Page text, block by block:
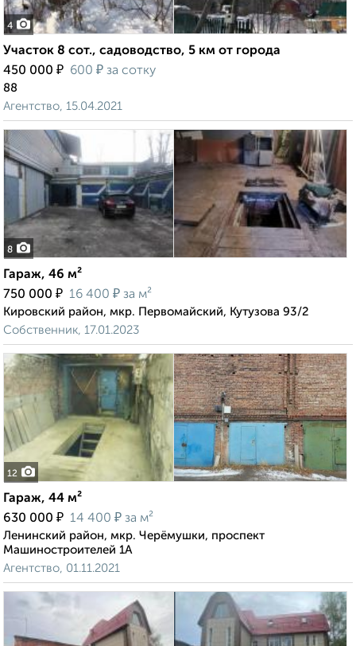
4
Участок 8 сот., садоводство, 5 км от города
450 000 ₽ 600 ₽ за сотку
88
Агентство, 15.04.2021
8
Гараж, 46 м²
750 000 ₽ 16 400 ₽ за м²
Кировский район, мкр. Первомайский, Кутузова 93/2
Собственник, 17.01.2023
12
Гараж, 44 м²
630 000 ₽ 14 400 ₽ за м²
Ленинский район, мкр. Черёмушки, проспект
Машиностроителей 1А
Агентство, 01.11.2021